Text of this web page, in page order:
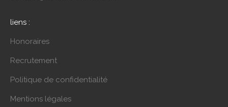
liens :
Honoraires
Recrutement
Politique de confidentialité
Mentions légales